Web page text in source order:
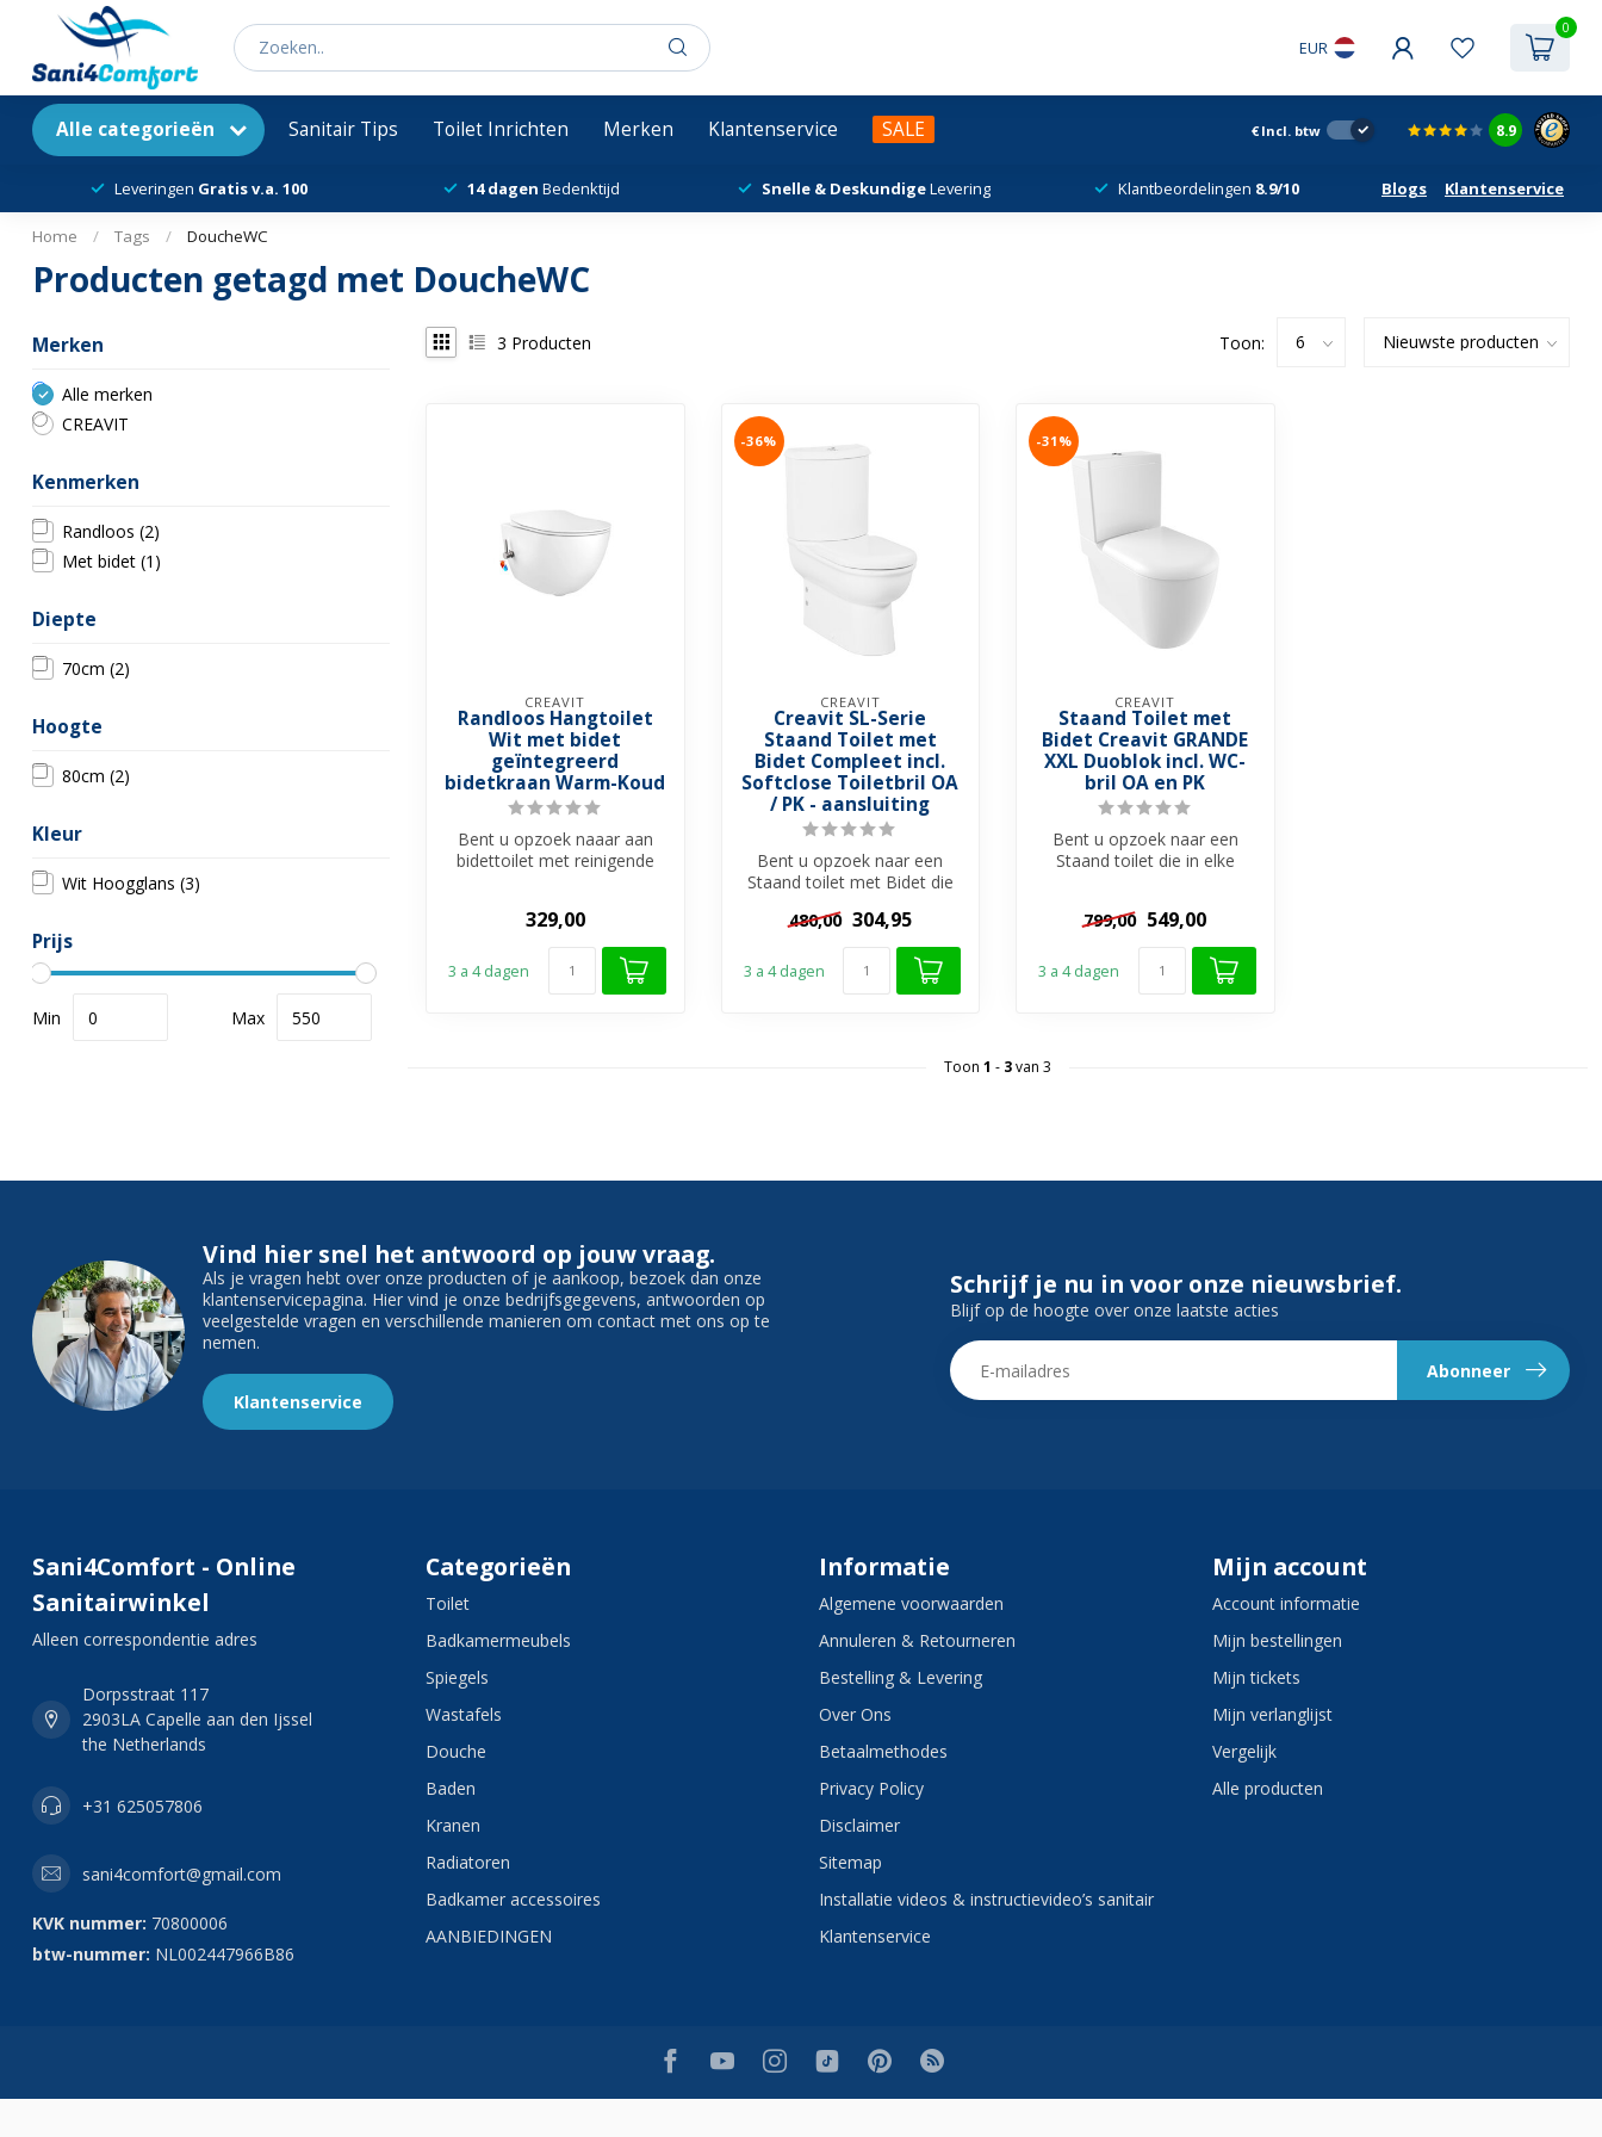
EUR
0
Alle categorieën Sanitair Tips Toilet Inrichten Merken Klantenservice SALE € Incl. btw 8.9
Leveringen Gratis v.a. 100 14 dagen Bedenktijd Snelle & DeskundigeLevering Klantbeordelingen 8.9/10 Blogs Klantenservice
Home / Tags / DoucheWC
Producten getagd met DoucheWC
Merken
Alle merken
CREAVIT
Kenmerken
Randloos (2)
Met bidet (1)
Diepte
70cm (2)
Hoogte
80cm (2)
Kleur
Wit Hoogglans (3)
Prijs
Min Max
3 Producten Toon:
CREAVIT
Randloos Hangtoilet
Wit met bidet
geïntegreerd
bidetkraan Warm-Koud
Bent u opzoek naaar aan
bidettoilet met reinigende
329,00
3 a 4 dagen
-36%
CREAVIT
Creavit SL-Serie
Staand Toilet met
Bidet Compleet incl.
Softclose Toiletbril OA
/ PK - aansluiting
Bent u opzoek naar een
Staand toilet met Bidet die
di...
480,00 304,95
3 a 4 dagen
-31%
CREAVIT
Staand Toilet met
Bidet Creavit GRANDE
XXL Duoblok incl. WC-
bril OA en PK
Bent u opzoek naar een
Staand toilet die in elke
799,00 549,00
3 a 4 dagen
Toon 1 - 3van 3
Vind hier snel het antwoord op jouw vraag.
Als je vragen hebt over onze producten of je aankoop, bezoek dan onze
klantenservicepagina. Hier vind je onze bedrijfsgegevens, antwoorden op
veelgestelde vragen en verschillende manieren om contact met ons op te
nemen.
Klantenservice
Schrijf je nu in voor onze nieuwsbrief.
Blijf op de hoogte over onze laatste acties
Abonneer
Sani4Comfort - Online
Sanitairwinkel
Alleen correspondentie adres
Dorpsstraat 117
2903LA Capelle aan den Ijssel
the Netherlands
+31 625057806
sani4comfort@gmail.com
KVK nummer: 70800006
btw-nummer: NL002447966B86
Categorieën
Toilet
Badkamermeubels
Spiegels
Wastafels
Douche
Baden
Kranen
Radiatoren
Badkamer accessoires
AANBIEDINGEN
Informatie
Algemene voorwaarden
Annuleren & Retourneren
Bestelling & Levering
Over Ons
Betaalmethodes
Privacy Policy
Disclaimer
Sitemap
Installatie videos & instructievideo’s sanitair
Klantenservice
Mijn account
Account informatie
Mijn bestellingen
Mijn tickets
Mijn verlanglijst
Vergelijk
Alle producten